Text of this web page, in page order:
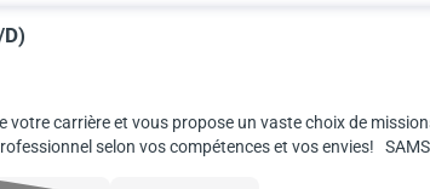
carrière et vous propose un vaste choix de
selon vos compétences et vos envies! SAMSIC MEDICAL,